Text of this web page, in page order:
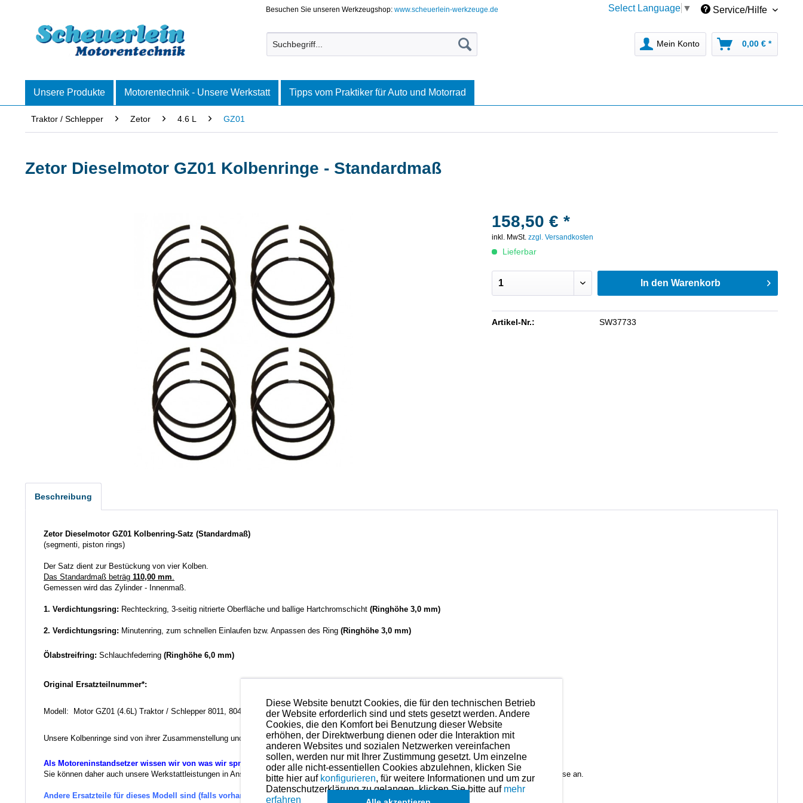
Besuchen Sie unseren Werkzeugshop:www.scheuerlein-werkzeuge.de Select Language ▼ Service/Hilfe
Mein Konto 0,00 € *
Unsere Produkte Motorentechnik - Unsere Werkstatt Tipps vom Praktiker für Auto und Motorrad
Traktor / Schlepper Zetor 4.6 L GZ01
Zetor Dieselmotor GZ01 Kolbenringe - Standardmaß
158,50 € *
inkl. MwSt.zzgl. Versandkosten
Lieferbar
In den Warenkorb
Artikel-Nr.: SW37733
Beschreibung
Zetor Dieselmotor GZ01 Kolbenring-Satz (Standardmaß)
(segmenti, piston rings)
Der Satz dient zur Bestückung von vier Kolben.
Das Standardmaß beträg 110,00 mm.
Gemessen wird das Zylinder - Innenmaß.
1. Verdichtungsring: Rechteckring, 3-seitig nitrierte Oberfläche und ballige Hartchromschicht (Ringhöhe 3,0 mm)
2. Verdichtungsring: Minutenring, zum schnellen Einlaufen bzw. Anpassen des Ring (Ringhöhe 3,0 mm)
Ölabstreifring: Schlauchfederring (Ringhöhe 6,0 mm)
Original Ersatzteilnummer*:
Modell: Motor GZ01 (4.6L) Traktor / Schlepper 8011, 8045
Unsere Kolbenringe sind von ihrer Zusammenstellung und der Qualität mit das technisch Beste, was es aktuell am Markt gibt.
Als Motoreninstandsetzer wissen wir von was wir sprechen.
Sie können daher auch unsere Werkstattleistungen in Anspruch nehmen. Preise hierzu finden Sie links in der Kategorien-Übersicht oder fragen Sie diese an.
Andere Ersatzteile für dieses Modell sind (falls vorhanden) in der übergeordneten Kategorie zu finden.
Diese Website benutzt Cookies, die für den technischen Betrieb
der Website erforderlich sind und stets gesetzt werden. Andere
Cookies, die den Komfort bei Benutzung dieser Website
erhöhen, der Direktwerbung dienen oder die Interaktion mit
anderen Websites und sozialen Netzwerken vereinfachen
sollen, werden nur mit Ihrer Zustimmung gesetzt. Um einzelne
oder alle nicht-essentiellen Cookies abzulehnen, klicken Sie
bitte hier auf konfigurieren, für weitere Informationen und um zur
Datenschutzerklärung zu gelangen, klicken Sie bitte auf mehr
erfahren